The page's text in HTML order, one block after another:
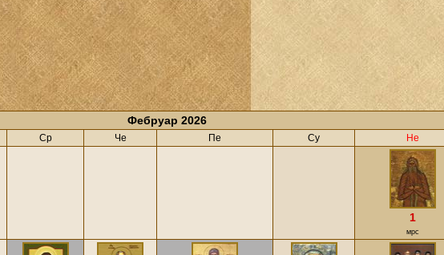
Фебруар 2026
Ср Че Пе Су Не
1
мрс